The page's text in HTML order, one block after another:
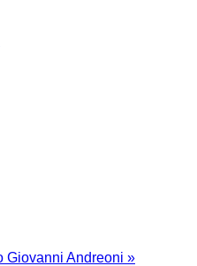
Giovanni Andreoni »